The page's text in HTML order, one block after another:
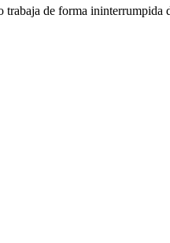
de forma ininterrumpida